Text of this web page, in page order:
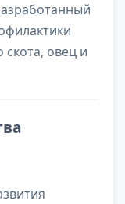
скота, овец и